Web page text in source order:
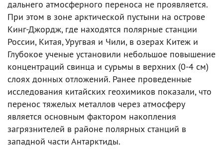
дальнего атмосферного переноса не проявляется.
При этом в зоне арктической пустыни на острове
Кинг-Джордж, где находятся полярные станции
России, Китая, Уругвая и Чили, в озерах Китеж и
Глубокое ученые установили небольшое повышение
концентраций свинца и сурьмы в верхних (0-4 см)
слоях донных отложений. Ранее проведенные
исследования китайских геохимиков показали, что
перенос тяжелых металлов через атмосферу
является основным фактором накопления
загрязнителей в районе полярных станций в
западной части Антарктиды.